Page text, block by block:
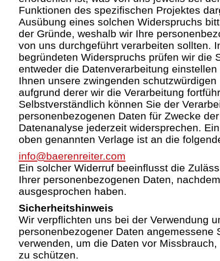
Funktionen des spezifischen Projektes
Ausübung eines solchen Widerspruchs
der Gründe, weshalb wir Ihre
von uns durchgeführt verarbeiten sollten.
begründeten Widerspruchs prüfen wir die
entweder die Datenverarbeitung
Ihnen unsere zwingenden
aufgrund derer wir die Verarbeitung
Selbstverständlich können Sie der
personenbezogenen Daten für Zwecke
Datenanalyse jederzeit widersprechen.
oben genannten Verlage ist an die
info@baerenreiter.com
Ein solcher Widerruf beeinflusst die
Ihrer personenbezogenen Daten,
ausgesprochen haben.
Sicherheitshinweis
Wir verpflichten uns bei der Verwendung
personenbezogener Daten angemessene
verwenden, um die Daten vor
zu schützen.